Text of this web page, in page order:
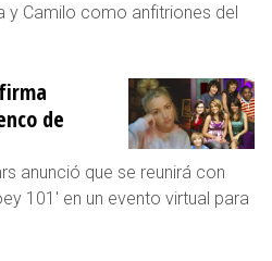
y Camilo como anfitriones del
de
anunció que se reunirá con
101' en un evento virtual para